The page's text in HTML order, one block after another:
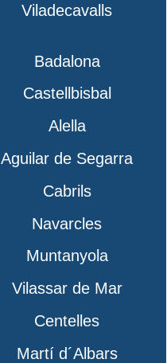
Viladecavalls
Badalona
Castellbisbal
Alella
Aguilar de Segarra
Cabrils
Navarcles
Muntanyola
Vilassar de Mar
Centelles
Martí d´Albars